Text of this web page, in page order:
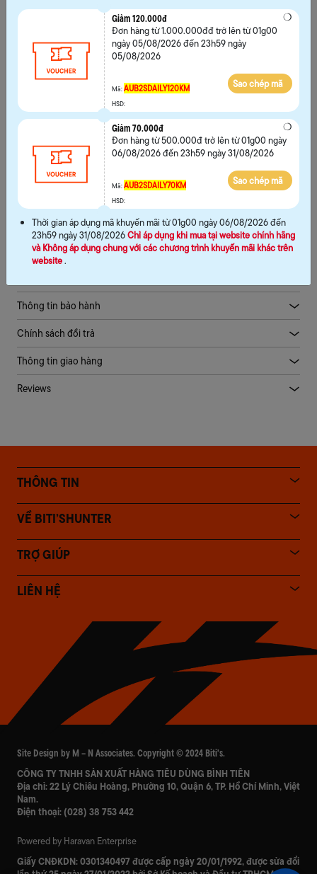
Hướng dẫn chọn size
39 40 41
42
43
44
MUA NGAY
THÊM VÀO GIỎ
Thông tin bảo hành
Chính sách đổi trả
Thông tin giao hàng
Reviews
THÔNG TIN
VỀ BITI’SHUNTER
TRỢ GIÚP
LIÊN HỆ
Site Design by M – N Associates. Copyright © 2024 Biti's.
CÔNG TY TNHH SẢN XUẤT HÀNG TIÊU DÙNG BÌNH TIÊN
Địa chỉ: 22 Lý Chiêu Hoàng, Phường 10, Quận 6, TP. Hồ Chí Minh, Việt
Nam.
Điện thoại: (028) 38 753 442
Powered by Haravan Enterprise
Giấy CNĐKDN:0301340497 được cấp ngày 20/01/1992, được sửa đổi
Giảm 120.000đ
Đơn hàng từ 1.000.000đđ trở lên từ 01g00
ngày 05/08/2026 đến 23h59 ngày
05/08/2026
Mã:AUB2SDAILY120KM Sao chép mã
HSD:
Giảm 70.000đ
Đơn hàng từ 500.000đ trở lên từ 01g00 ngày
06/08/2026 đến 23h59 ngày 31/08/2026
Mã:AUB2SDAILY70KM Sao chép mã
HSD:
Thời gian áp dụng mã khuyến mãi từ 01g00 ngày 06/08/2026 đến
23h59 ngày 31/08/2026Chỉ áp dụng khi mua tại website chính hãng
và Không áp dụng chung với các chương trình khuyến mãi khác trên
website.